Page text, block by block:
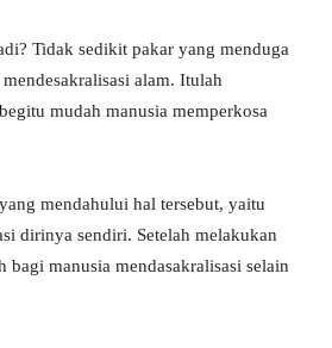
Tidak sedikit pakar yang menduga
alam. Itulah
mudah manusia memperkosa
mendahului hal tersebut, yaitu
dirinya sendiri. Setelah melakukan
bagi manusia mendasakralisasi selain